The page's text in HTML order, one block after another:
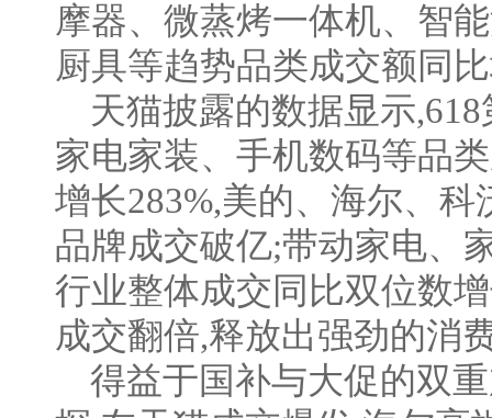
摩器、微蒸烤一体机、智
厨具等趋势品类成交额同
天猫披露的数据显示
家电家装、手机数码等品
增长283%,美的、海尔、
品牌成交破亿;带动家电、
行业整体成交同比双位数
成交翻倍,释放出强劲的消
得益于国补与大促的双